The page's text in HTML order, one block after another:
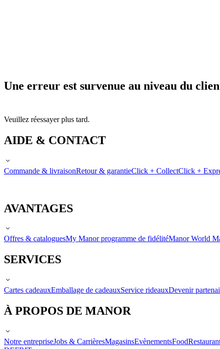
Une erreur est survenue au niveau du
Veuillez réessayer plus tard.
AIDE & CONTACT
Commande & livraisonRetour & garantieClick + CollectClick +
AVANTAGES
Offres & cataloguesMy Manor programme de fidélitéManor World
SERVICES
Cartes cadeauxEmballage de cadeauxService rideauxDevenir
À PROPOS DE MANOR
Notre entrepriseJobs & CarrièresMagasinsEvènementsFood